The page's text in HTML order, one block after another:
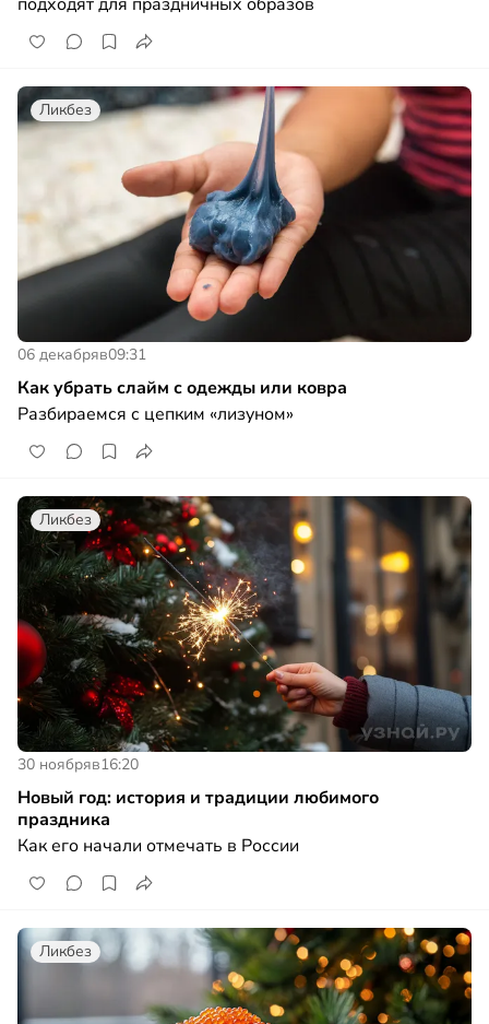
Ликбез
06 декабряв09:31
Как убрать слайм с одежды или ковра
Разбираемся с цепким «лизуном»
Ликбез
30 ноябряв16:20
Новый год: история и традиции любимого
праздника
Как его начали отмечать в России
Ликбез